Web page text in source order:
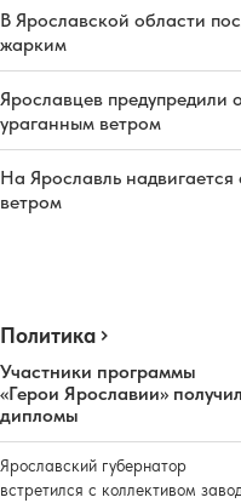
В Ярославской области
жарким
Ярославцев предупредили
ураганным ветром
На Ярославль
ветром
Политика
Участники программы
«Герои Ярославии»
дипломы
Ярославский губернатор
встретился с коллективом